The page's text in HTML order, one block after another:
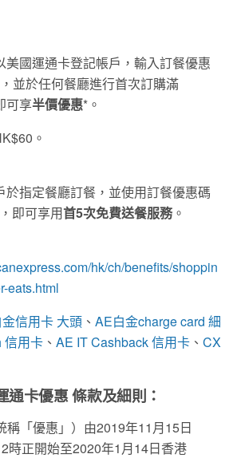
美國運通卡登記帳戶，輸入訂餐優惠
並於任何餐廳進行首次訂購滿
可享半價優惠*。
。
於指定餐廳訂餐，並使用訂餐優惠碼
即可享用首5次免費送餐服務 。
hk/ch/benefits/shoppin
eats.html
信用卡 大頭 、 AE白金charge card 細
信用卡 、 AE IT Cashback 信用卡 、 CX
通卡優惠 條款及細則：
稱「優惠」）由2019年11月15日
時正開始至2020年1月14日香港